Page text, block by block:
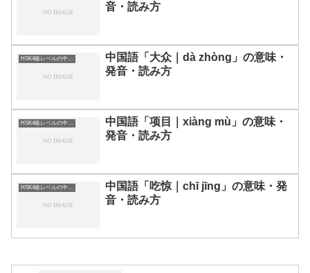
音・読み方
HSK4級レベルの中国語
中国語「大众｜dà zhòng」の意味・
発音・読み方
中国語「项目｜xiàng mù」の意味・
発音・読み方
中国語「吃惊｜chī jīng」の意味・発
音・読み方